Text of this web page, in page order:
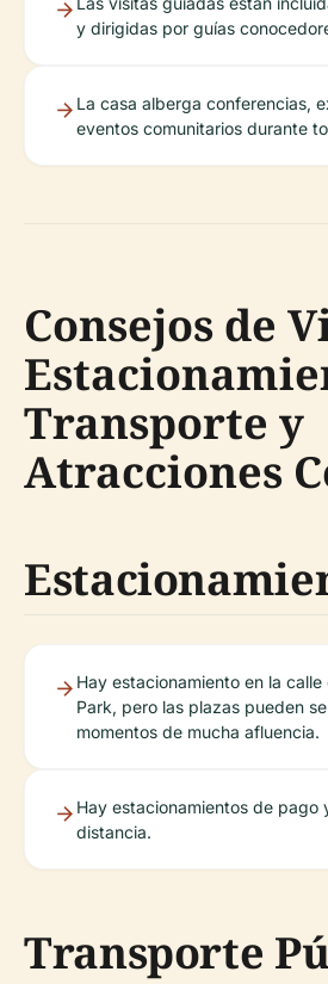
y dirigidas por guías
La casa alberga conferencias,
eventos comunitarios durante
Consejos de
Transporte y
Atracciones
Hay estacionamiento en la
Park, pero las plazas pueden
momentos de mucha afluencia.
Hay estacionamientos de pago
distancia.
Transporte